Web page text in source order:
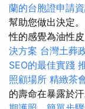
蘭的台胞證申請
幫助您做出決定
性的感覺為油性皮
決方案 台灣土葬
SEO的最佳實踐
照顧場所 精緻茶
的壽命在暴露於